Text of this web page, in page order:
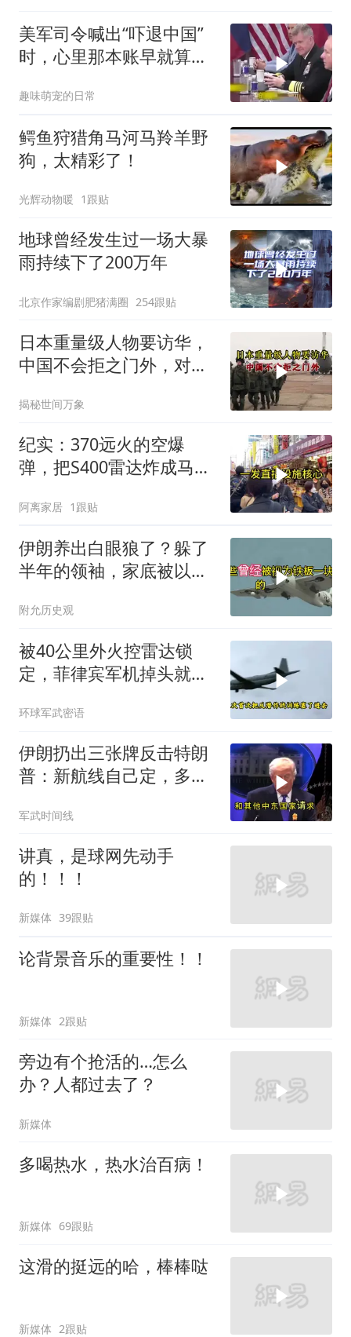
美军司令喊出“吓退中国”
时，心里那本账早就算清
趣味萌宠的日常
鳄鱼狩猎角马河马羚羊野
狗，太精彩了！
光辉动物暖 1跟贴
地球曾经发生过一场大暴
雨持续下了200万年
北京作家编剧肥猪满圈 254跟贴
日本重量级人物要访华，
中国不会拒之门外，对日
揭秘世间万象
纪实：370远火的空爆
弹，把S400雷达炸成马蜂
了
阿离家居 1跟贴
伊朗养出白眼狼了？躲了
半年的领袖，家底被以色
附允历史观
被40公里外火控雷达锁
定，菲律宾军机掉头就
场
环球军武密语
伊朗扔出三张牌反击特朗
普：新航线自己定，多国
前状态
军武时间线
讲真，是球网先动手
的！！！
新媒体 39跟贴
论背景音乐的重要性！！
新媒体 2跟贴
旁边有个抢活的…怎么
办？人都过去了？
新媒体
多喝热水，热水治百病！
新媒体 69跟贴
这滑的挺远的哈，棒棒哒
新媒体 2跟贴